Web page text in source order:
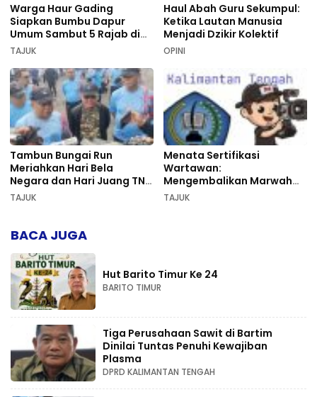
Warga Haur Gading
Siapkan Bumbu Dapur
Umum Sambut 5 Rajab di
Sekumpul
TAJUK
Haul Abah Guru Sekumpul:
Ketika Lautan Manusia
Menjadi Dzikir Kolektif
OPINI
Tambun Bungai Run
Meriahkan Hari Bela
Negara dan Hari Juang TNI
AD di Palangka Raya
TAJUK
Menata Sertifikasi
Wartawan:
Mengembalikan Marwah
Pers dan Keadilan
TAJUK
BACA JUGA
Hut Barito Timur Ke 24
BARITO TIMUR
Tiga Perusahaan Sawit di Bartim
Dinilai Tuntas Penuhi Kewajiban
Plasma
DPRD KALIMANTAN TENGAH